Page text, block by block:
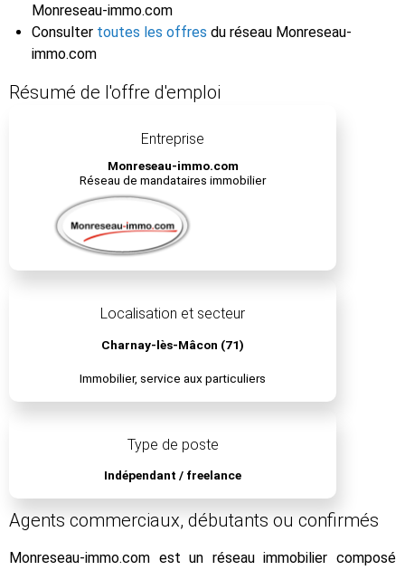
Monreseau-immo.com
Consulter toutes les offres du réseau Monreseau-
immo.com
Résumé de l'offre d'emploi
Entreprise
Monreseau-immo.com
Réseau de mandataires immobilier
Localisation et secteur
Charnay-lès-Mâcon (71)
Immobilier, service aux particuliers
Type de poste
Indépendant / freelance
Agents commerciaux, débutants ou confirmés
Monreseau-immo.com est un réseau immobilier composé